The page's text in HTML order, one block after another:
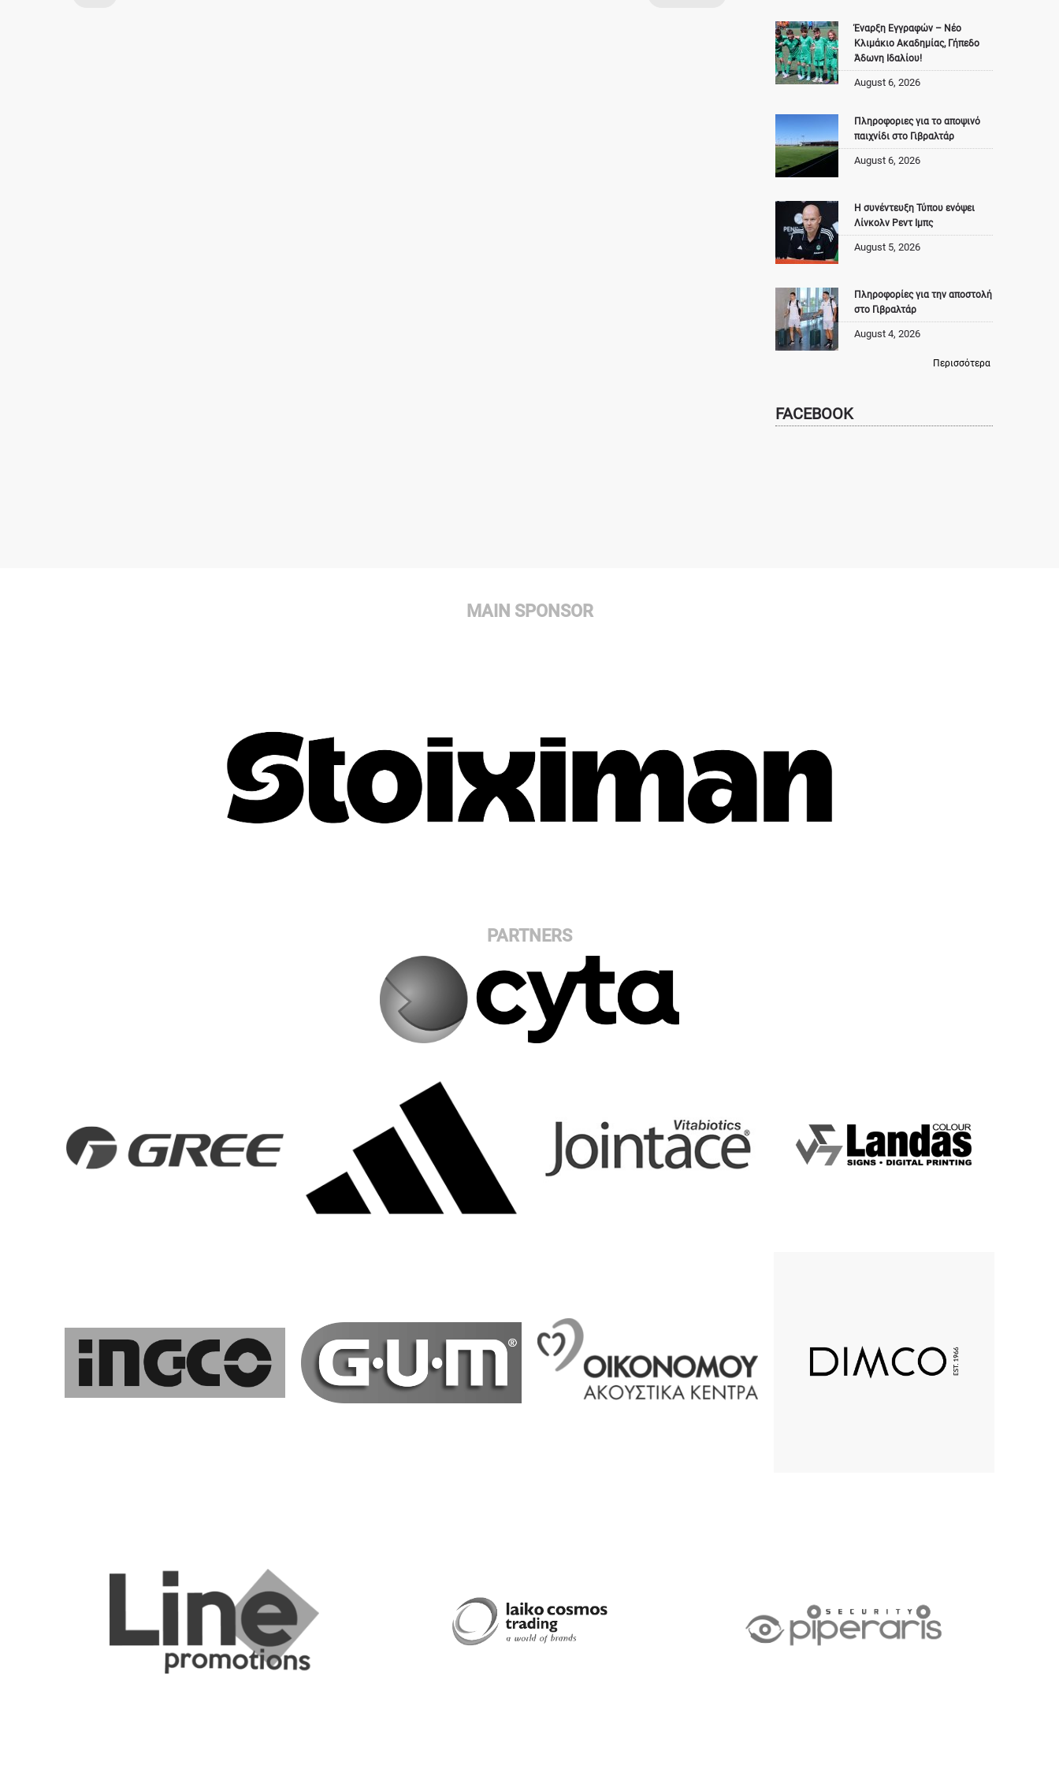
Έναρξη Εγγραφών – Νέο
Κλιμάκιο Ακαδημίας, Γήπεδο
Άδωνη Ιδαλίου!
August 6, 2026
Πληροφοριες για το αποψινό
παιχνίδι στο Γιβραλτάρ
August 6, 2026
Η συνέντευξη Τύπου ενόψει
Λίνκολν Ρεντ Ιμπς
August 5, 2026
Πληροφορίες για την αποστολή
στο Γιβραλτάρ
August 4, 2026
Περισσότερα
FACEBOOK
MAIN SPONSOR
PARTNERS